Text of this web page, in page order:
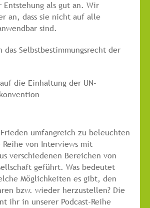
Entstehung als gut an. Wir
an, dass sie nicht auf alle
sind.
das Selbstbestimmungsrecht der
die Einhaltung der UN-
Frieden umfangreich zu beleuchten
Reihe von Interviews mit
verschiedenen Bereichen von
geführt. Was bedeutet
Möglichkeiten es gibt, den
bzw. wieder herzustellen? Die
ihr in unserer Podcast-Reihe